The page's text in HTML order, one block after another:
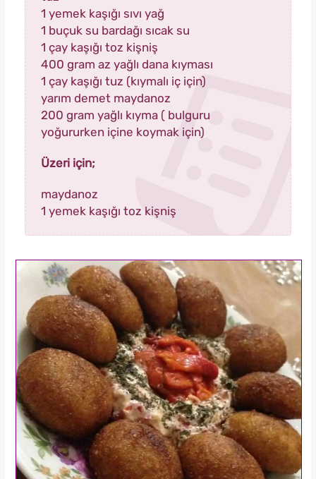
1 yemek kaşığı sıvı yağ
1 buçuk su bardağı sıcak su
1 çay kaşığı toz kişniş
400 gram az yağlı dana kıyması
1 çay kaşığı tuz (kıymalı iç için)
yarım demet maydanoz
200 gram yağlı kıyma ( bulguru
yoğururken içine koymak için)
Üzeri için;
maydanoz
1 yemek kaşığı toz kişniş